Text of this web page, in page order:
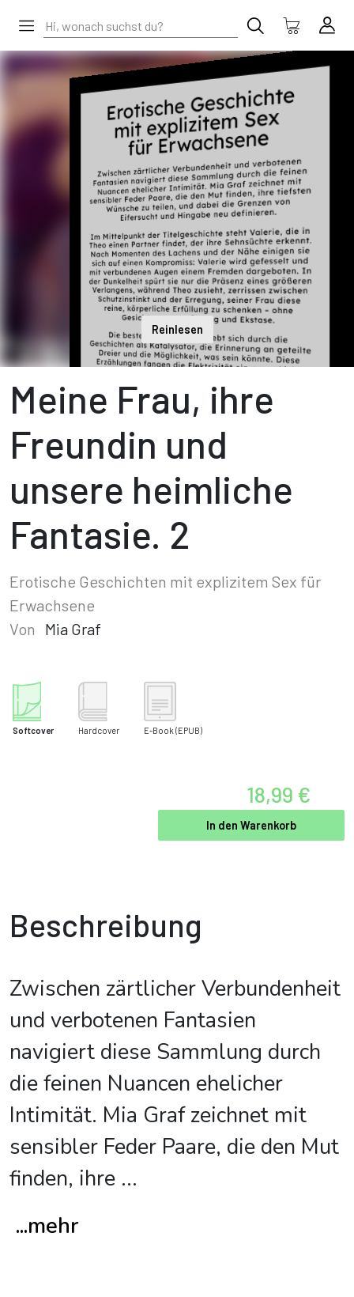
Reinlesen
Meine Frau, ihre
Freundin und
unsere heimliche
Fantasie. 2
Erotische Geschichten mit explizitem Sex für
Erwachsene
Von
Mia Graf
Softcover Hardcover E-Book (EPUB)
18,99 €
In den Warenkorb
Beschreibung
Zwischen zärtlicher Verbundenheit
und verbotenen Fantasien
navigiert diese Sammlung durch
die feinen Nuancen ehelicher
Intimität. Mia Graf zeichnet mit
sensibler Feder Paare, die den Mut
finden, ihre ...
...mehr